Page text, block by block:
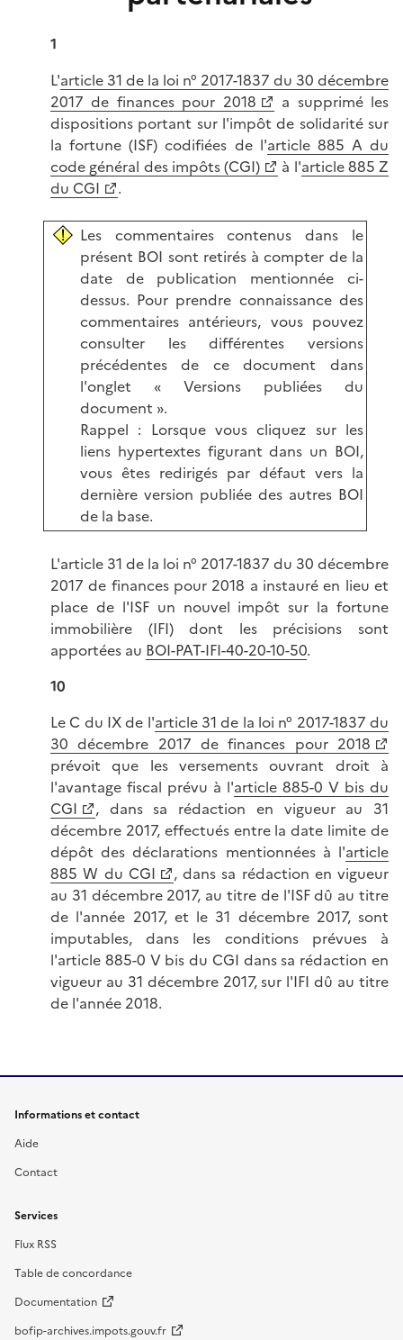
1
L'article 31 de la loi n° 2017-1837 du 30 décembre
2017 de finances pour 2018
a supprimé les
dispositions portant sur l'impôt de solidarité sur
la fortune (ISF) codifiées de l'article 885 A du
code général des impôts (CGI)
à l'article 885 Z
du CGI
.
Les commentaires contenus dans le
présent BOI sont retirés à compter de la
date de publication mentionnée ci-
dessus. Pour prendre connaissance des
commentaires antérieurs, vous pouvez
consulter les différentes versions
précédentes de ce document dans
l'onglet « Versions publiées du
document ».
Rappel : Lorsque vous cliquez sur les
liens hypertextes figurant dans un BOI,
vous êtes redirigés par défaut vers la
dernière version publiée des autres BOI
de la base.
L'article 31 de la loi n° 2017-1837 du 30 décembre
2017 de finances pour 2018 a instauré en lieu et
place de l'ISF un nouvel impôt sur la fortune
immobilière (IFI) dont les précisions sont
apportées au BOI-PAT-IFI-40-20-10-50.
10
Le C du IX de l'article 31 de la loi n° 2017-1837 du
30 décembre 2017 de finances pour 2018
prévoit que les versements ouvrant droit à
l'avantage fiscal prévu à l'article 885-0 V bis du
CGI
, dans sa rédaction en vigueur au 31
décembre 2017, effectués entre la date limite de
dépôt des déclarations mentionnées à l'article
885 W du CGI
, dans sa rédaction en vigueur
au 31 décembre 2017, au titre de l'ISF dû au titre
de l'année 2017, et le 31 décembre 2017, sont
imputables, dans les conditions prévues à
l'article 885-0 V bis du CGI dans sa rédaction en
vigueur au 31 décembre 2017, sur l'IFI dû au titre
de l'année 2018.
Informations et contact
Aide
Contact
Services
Flux RSS
Table de concordance
Documentation
bofip-archives.impots.gouv.fr